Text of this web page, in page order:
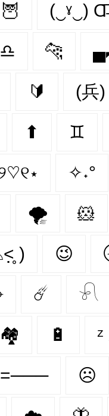
🦉
♎ 🐆
🔰 (兵)
⬆ ♊
✧˖°
🌪 🐹
) 😉
☄️ 𓍯
🏘 🔋
☹